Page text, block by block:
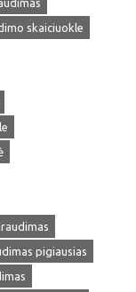
skaiciuokle
pigiausias